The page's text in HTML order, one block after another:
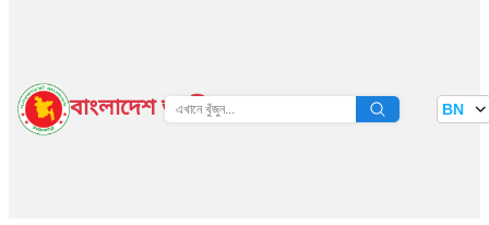
বাংলাদেশ জাতীয় তথ্য বাতায়ন BN